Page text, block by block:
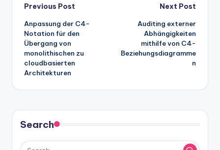
Post
navigation
Previous Post
Anpassung der C4-
Notation für den
Übergang von
monolithischen zu
cloudbasierten
Architekturen
Next Post
Auditing externer
Abhängigkeiten
mithilfe von C4-
Beziehungsdiagramme
n
Search